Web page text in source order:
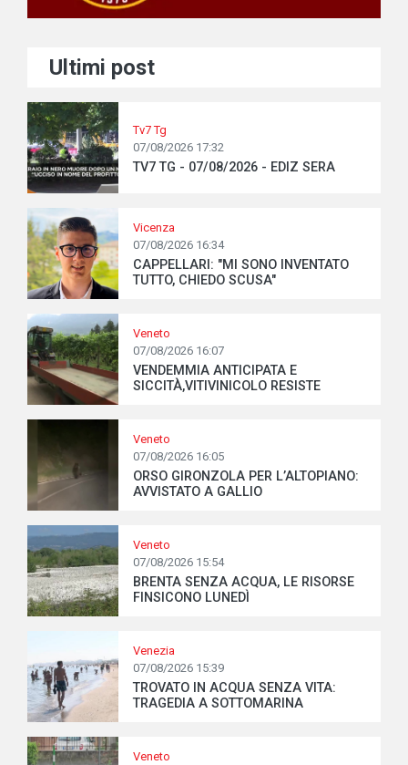
Ultimi post
Tv7 Tg
07/08/2026 17:32
TV7 TG - 07/08/2026 - EDIZ SERA
Vicenza
07/08/2026 16:34
CAPPELLARI: "MI SONO INVENTATO
TUTTO, CHIEDO SCUSA"
Veneto
07/08/2026 16:07
VENDEMMIA ANTICIPATA E
SICCITÀ,VITIVINICOLO RESISTE
Veneto
07/08/2026 16:05
ORSO GIRONZOLA PER L’ALTOPIANO:
AVVISTATO A GALLIO
Veneto
07/08/2026 15:54
BRENTA SENZA ACQUA, LE RISORSE
FINSICONO LUNEDÌ
Venezia
07/08/2026 15:39
TROVATO IN ACQUA SENZA VITA:
TRAGEDIA A SOTTOMARINA
Veneto